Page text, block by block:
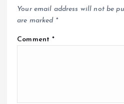
Your email address will not be
are marked *
Comment*